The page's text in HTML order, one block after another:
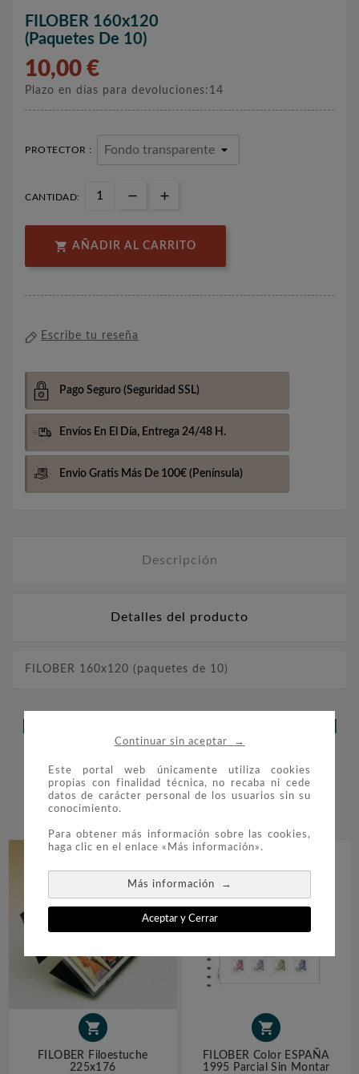
Continuar sin aceptar →
Este portal web únicamente utiliza cookies
propias con finalidad técnica, no recaba ni cede
datos de carácter personal de los usuarios sin su
conocimiento.
Para obtener más información sobre las cookies,
haga clic en el enlace «Más información».
Más información →
Aceptar y Cerrar
FILOBER 160x120
(paquetes De 10)
10,00 €
Plazo en días para devoluciones:14
PROTECTOR :
CANTIDAD:
 AÑADIR AL CARRITO
Escribe tu reseña
Pago Seguro (Seguridad SSL)
Envíos En El Día, Entrega 24/48 H.
Envio Gratis Más De 100€ (Península)
Descripción
Detalles del producto
FILOBER 160x120 (paquetes de 10)
COMPRARON:

FILOBER Filoestuche
225x176

FILOBER Color ESPAÑA
1995 Parcial Sin Montar